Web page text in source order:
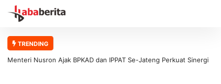
TRENDING
Menteri Nusron Ajak BPKAD dan IPPAT Se-Jateng Perkuat Sinergi